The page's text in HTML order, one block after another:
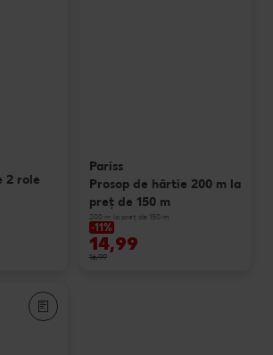
2 role
Pariss
Prosop de hârtie 200 m la
preț de 150 m
200 m la preț de 150 m
-11%
14,99
16,99